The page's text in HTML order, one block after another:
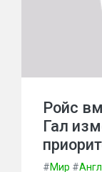
Ройс
Гал
#Мир #